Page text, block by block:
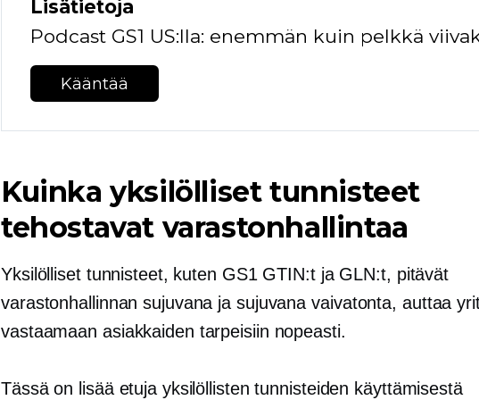
Lisätietoja
Podcast GS1 US:lla: enemmän kuin pelkkä
Kääntää
Kuinka yksilölliset tunnisteet
tehostavat varastonhallintaa
Yksilölliset tunnisteet, kuten GS1 GTIN:t ja GLN:t, pitävät
varastonhallinnan sujuvana ja sujuvanavaivatonta, auttaa
vastaamaan asiakkaiden tarpeisiin nopeasti.
Tässä on lisää etuja yksilöllisten tunnisteiden käyttämisestä